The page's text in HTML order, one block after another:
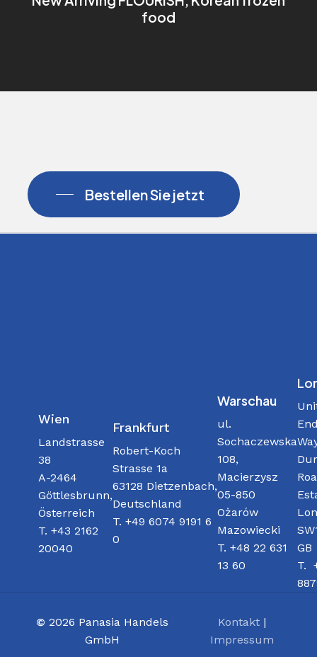
food
Bestellen Sie jetzt
Wien
Landstrasse
38
A-2464
Göttlesbrunn,
Österreich
T. +43 2162
20040
Frankfurt
Robert-Koch
Strasse 1a
63128 Dietzenbach,
Deutschland
T. +49 6074 9191 6
0
Warschau
ul.
Sochaczewska
108,
Macierzysz
05-850
Ożarów
Mazowiecki
T. +48 22 631
13 60
GB
T.
© 2026 Panasia Handels
GmbH
Kontakt|
Impressum